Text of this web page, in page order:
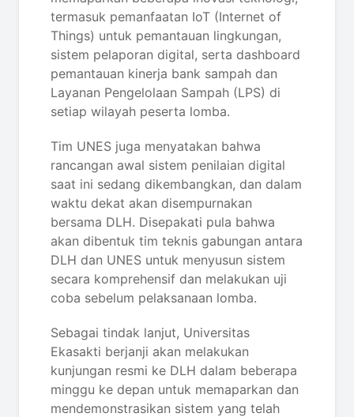
termasuk pemanfaatan IoT (Internet of
Things) untuk pemantauan lingkungan,
sistem pelaporan digital, serta dashboard
pemantauan kinerja bank sampah dan
Layanan Pengelolaan Sampah (LPS) di
setiap wilayah peserta lomba.
Tim UNES juga menyatakan bahwa
rancangan awal sistem penilaian digital
saat ini sedang dikembangkan, dan dalam
waktu dekat akan disempurnakan
bersama DLH. Disepakati pula bahwa
akan dibentuk tim teknis gabungan antara
DLH dan UNES untuk menyusun sistem
secara komprehensif dan melakukan uji
coba sebelum pelaksanaan lomba.
Sebagai tindak lanjut, Universitas
Ekasakti berjanji akan melakukan
kunjungan resmi ke DLH dalam beberapa
minggu ke depan untuk memaparkan dan
mendemonstrasikan sistem yang telah